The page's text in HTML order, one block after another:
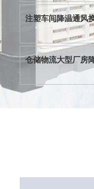
注塑车间降温通风
仓储物流大型厂房